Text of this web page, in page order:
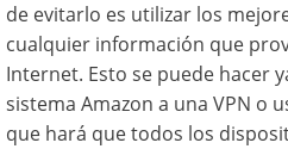
de evitarlo es utilizar los
cualquier información que
Internet. Esto se puede hacer
sistema Amazon a una VPN o
que hará que todos los